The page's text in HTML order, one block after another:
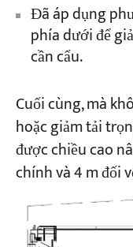
Đã áp dụng
phía dưới để
cần cẩu.
Cuối cùng, mà
hoặc giảm tải
được chiều cao
chính và 4 m đối